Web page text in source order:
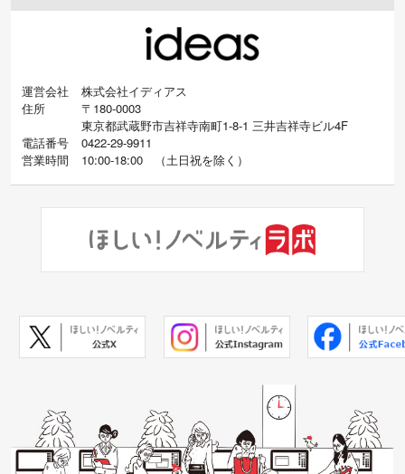
運営会社
株式会社イディアス
住所
〒180-0003
東京都武蔵野市吉祥寺南町1-8-1 三井吉祥寺ビル4F
電話番号
0422-29-9911
営業時間
10:00-18:00 （土日祝を除く）